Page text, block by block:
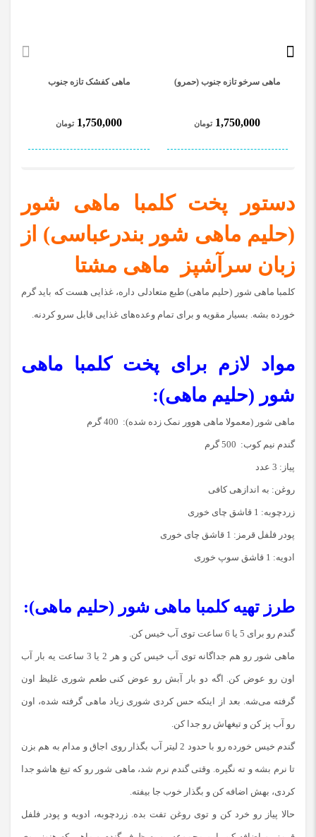
ماهی سرخو تازه جنوب (حمرو)
1,750,000 تومان
ماهی کفشک تازه جنوب
1,750,000 تومان
دستور پخت کلمبا ماهی شور
(حلیم ماهی شور بندرعباسی) از
زبان سرآشپز ماهی مشتا
کلمبا ماهی شور (حلیم ماهی) طبع متعادلی داره، غذایی هست که باید گرم
خورده بشه. بسیار مقویه و برای تمام وعده‌های غذایی قابل سرو کردنه.
مواد لازم برای پخت کلمبا ماهی
شور (حلیم ماهی):
ماهی شور (معمولا ماهی هوور نمک زده شده): 400 گرم
گندم نیم کوب: 500 گرم
پیاز: 3 عدد
روغن: به اندازه­ی کافی
زردچوبه: 1 قاشق چای خوری
پودر فلفل قرمز: 1 قاشق چای خوری
ادویه: 1 قاشق سوپ خوری
طرز تهیه کلمبا ماهی شور (حلیم ماهی):
گندم رو برای 5 یا 6 ساعت توی آب خیس کن.
ماهی شور رو هم جداگانه توی آب خیس کن و هر 2 یا 3 ساعت یه بار آب
اون رو عوض کن. اگه دو بار آبش رو عوض کنی طعم شوری غلیظ اون
گرفته می‌شه. بعد از اینکه حس کردی شوری زیاد ماهی گرفته شده، اون
رو آب پز کن و تیغهاش رو جدا کن.
گندم خیس خورده رو با حدود 2 لیتر آب بگذار روی اجاق و مدام به هم بزن
تا نرم بشه و ته نگیره. وقتی گندم نرم شد، ماهی شور رو که تیغ هاشو جدا
کردی، بهش اضافه کن و بگذار خوب جا بیفته.
حالا پیاز رو خرد کن و توی روغن تفت بده. زردچوبه، ادویه و پودر فلفل